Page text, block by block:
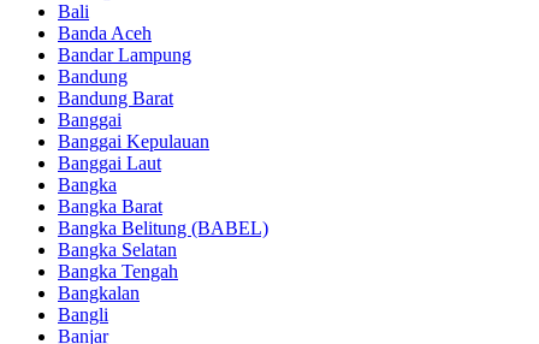
Bali
Banda Aceh
Bandar Lampung
Bandung
Bandung Barat
Banggai
Banggai Kepulauan
Banggai Laut
Bangka
Bangka Barat
Bangka Belitung (BABEL)
Bangka Selatan
Bangka Tengah
Bangkalan
Bangli
Banjar